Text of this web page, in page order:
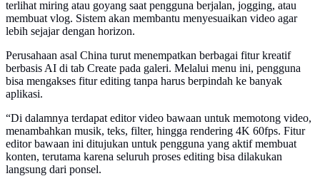
terlihat miring atau goyang saat pengguna berjalan, jogging, atau
membuat vlog. Sistem akan membantu menyesuaikan video agar
lebih sejajar dengan horizon.
Perusahaan asal China turut menempatkan berbagai fitur kreatif
berbasis AI di tab Create pada galeri. Melalui menu ini, pengguna
bisa mengakses fitur editing tanpa harus berpindah ke banyak
aplikasi.
“Di dalamnya terdapat editor video bawaan untuk memotong video,
menambahkan musik, teks, filter, hingga rendering 4K 60fps. Fitur
editor bawaan ini ditujukan untuk pengguna yang aktif membuat
konten, terutama karena seluruh proses editing bisa dilakukan
langsung dari ponsel.